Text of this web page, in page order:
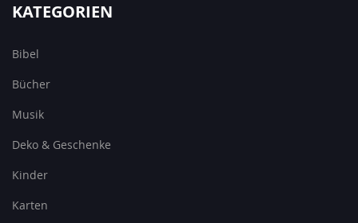
KATEGORIEN
Bibel
Bücher
Musik
Deko & Geschenke
Kinder
Karten